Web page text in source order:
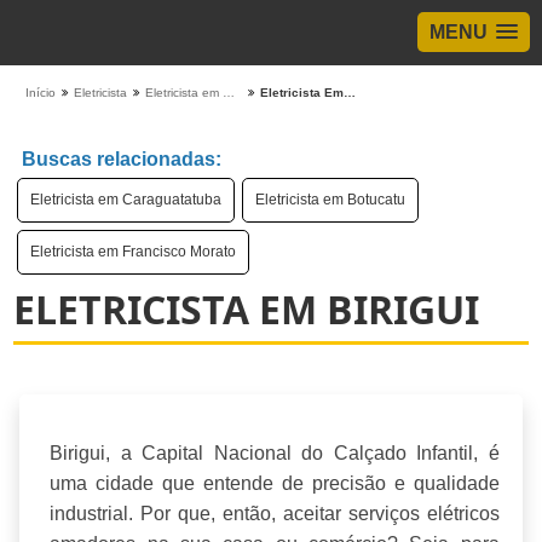
MENU
Início Eletricista
Buscas relacionadas:
Eletricista em Caraguatatuba Eletricista em Botucatu
Eletricista em Francisco Morato
ELETRICISTA EM BIRIGUI
Birigui, a Capital Nacional do Calçado Infantil, é
uma cidade que entende de precisão e qualidade
industrial. Por que, então, aceitar serviços elétricos